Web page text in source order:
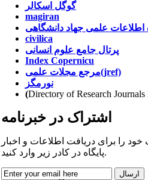
گوگل اسکالر
magiran
civilica
پرتال جامع علوم انسانی
Index Copernicu
مرجع مجلات علمی(jref)
نورمگز
(Directory of Research
شتراک در خبرنامه
را برای دریافت اطلاعات و اخبار
پایگاه در کادر زیر وارد کنید.